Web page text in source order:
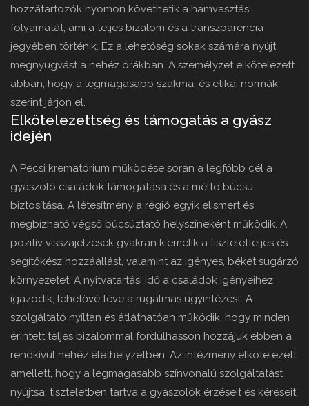
hozzátartozók nyomon követhetik a hamvasztás
folyamatát, ami a teljes bizalom és a transzparencia
jegyében történik. Ez a lehetőség sokak számára nyújt
megnyugvást a nehéz órákban. A személyzet elkötelezett
abban, hogy a legmagasabb szakmai és etikai normák
szerint járjon el.
Elkötelezettség és támogatás a gyász
idején
A Pécsi krematórium működése során a legfőbb cél a
gyászoló családok támogatása és a méltó búcsú
biztosítása. A létesítmény a régió egyik elismert és
megbízható végső búcsúztató helyszíneként működik. A
pozitív visszajelzések gyakran kiemelik a tiszteletteljes és
segítőkész hozzáállást, valamint az igényes, békét sugárzó
környezetet. A nyitvatartási idő a családok igényeihez
igazodik, lehetővé téve a rugalmas ügyintézést. A
szolgáltató nyíltan és átláthatóan működik, hogy minden
érintett teljes bizalommal fordulhasson hozzájuk ebben a
rendkívül nehéz élethelyzetben. Az intézmény elkötelezett
amellett, hogy a legmagasabb színvonalú szolgáltatást
nyújtsa, tiszteletben tartva a gyászolók érzéseit és kéréseit.